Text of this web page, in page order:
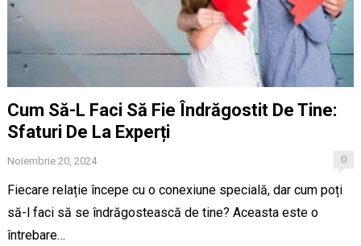
Cum Să-L Faci Să Fie Îndrăgostit De Tine:
Sfaturi De La Experți
Noiembrie 20, 2024 0
Fiecare relație începe cu o conexiune specială, dar cum poți
să-l faci să se îndrăgostească de tine? Aceasta este o
întrebare…